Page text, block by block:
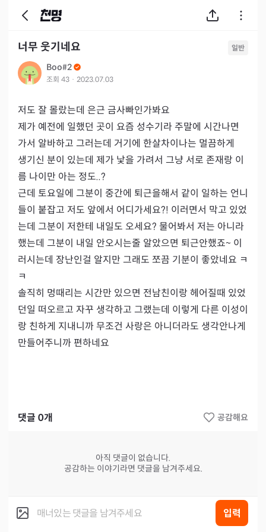
너무 웃기네요 일반
Boo#2
조회 43 · 2023.07.03
저도 잘 몰랐는데 은근 금사빠인가봐요
제가 예전에 일했던 곳이 요즘 성수기라 주말에 시간나면
가서 알바하고 그러는데 거기에 한살차이나는 멀끔하게
생기신 분이 있는데 제가 낯을 가려서 그냥 서로 존재랑 이
름 나이만 아는 정도..?
근데 토요일에 그분이 중간에 퇴근을해서 같이 일하는 언니
들이 붙잡고 저도 앞에서 어디가세요?! 이러면서 막고 있었
는데 그분이 저한테 내일도 오세요? 물어봐서 저는 아니라
했는데 그분이 내일 안오시는줄 알았으면 퇴근안했죠~ 이
러시는데 장난인걸 알지만 그래도 쪼끔 기분이 좋았네요 ㅋ
ㅋ
솔직히 멍때리는 시간만 있으면 전남친이랑 헤어질때 있었
던일 떠오르고 자꾸 생각하고 그랬는데 이렇게 다른 이성이
랑 친하게 지내니까 무조건 사랑은 아니더라도 생각안나게
댓글 0개 공감해요
아직 댓글이 없습니다.
공감하는 이야기라면 댓글을 남겨주세요.
입력